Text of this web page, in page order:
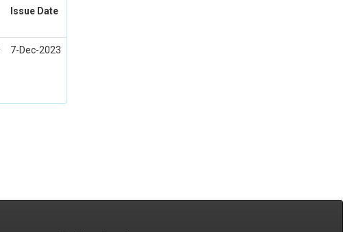
Issue Date
7-Dec-2023